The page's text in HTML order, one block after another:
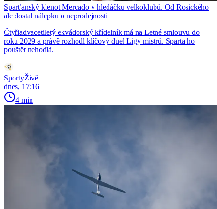
Sparťanský klenot Mercado v hledáčku velkoklubů. Od Rosického
ale dostal nálepku o neprodejnosti
Čtyřiadvacetiletý ekvádorský křídelník má na Letné smlouvu do
roku 2029 a právě rozhodl klíčový duel Ligy mistrů. Sparta ho
pouštět nehodlá.
SportyŽivě
dnes, 17:16
4 min